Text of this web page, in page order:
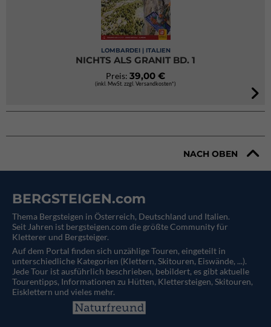
LOMBARDEI | ITALIEN
NICHTS ALS GRANIT BD. 1
Preis: 39,00 €
(inkl. MwSt. zzgl. Versandkosten*)
NACH OBEN
BERGSTEIGEN.com
Thema Bergsteigen in Österreich, Deutschland und Italien.
Seit Jahren ist bergsteigen.com die größte Community für
Kletterer und Bergsteiger.
Auf dem Portal finden sich unzählige Touren, eingeteilt in
unterschiedliche Kategorien (Klettern, Skitouren, Eiswände, ...).
Jede Tour ist ausführlich beschrieben, bebildert, es gibt aktuelle
Tourentipps, Informationen zu Hütten, Klettersteigen, Skitouren,
Eisklettern und vieles mehr.